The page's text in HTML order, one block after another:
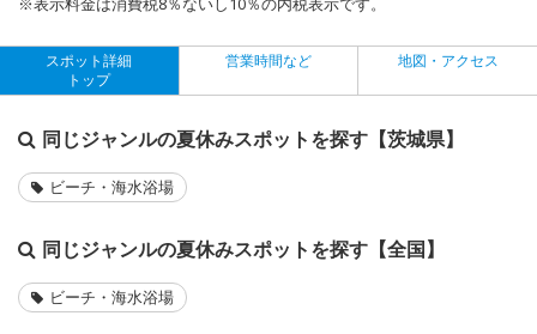
スポット詳細
トップ
営業時間など 地図・アクセス
同じジャンルの夏休みスポットを探す【茨城県】
ビーチ・海水浴場
同じジャンルの夏休みスポットを探す【全国】
ビーチ・海水浴場